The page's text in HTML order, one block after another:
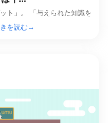
ト」。 「与えられた知識を
を読む→